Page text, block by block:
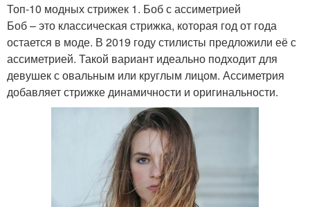
Топ-10 модных стрижек 1. Боб с ассиметрией
Боб – это классическая стрижка, которая год от года
остается в моде. В 2019 году стилисты предложили её с
ассиметрией. Такой вариант идеально подходит для
девушек с овальным или круглым лицом. Ассиметрия
добавляет стрижке динамичности и оригинальности.